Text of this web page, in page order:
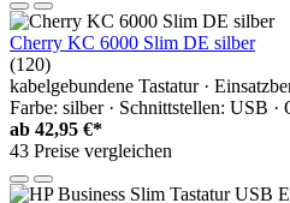
Cherry KC 6000 Slim DE silber
(120)
kabelgebundene Tastatur ·
Farbe: silber · Schnittstellen: USB ·
ab 42,95 €*
43 Preise vergleichen